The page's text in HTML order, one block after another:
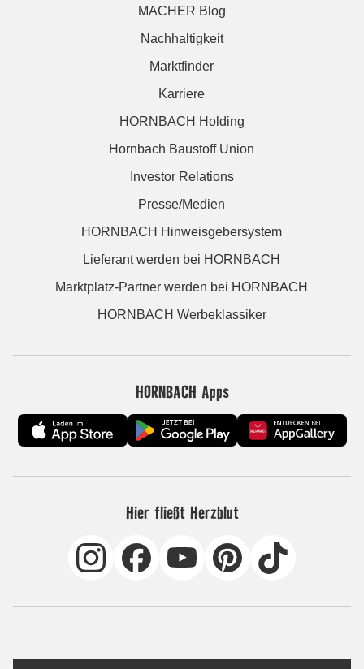
MACHER Blog
Nachhaltigkeit
Marktfinder
Karriere
HORNBACH Holding
Hornbach Baustoff Union
Investor Relations
Presse/Medien
HORNBACH Hinweisgebersystem
Lieferant werden bei HORNBACH
Marktplatz-Partner werden bei HORNBACH
HORNBACH Werbeklassiker
HORNBACH Apps
Hier fließt Herzblut